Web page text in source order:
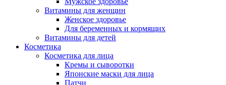
Витамины для женщин
Женское здоровье
Для беременных и кормящих
Витамины для детей
Косметика
Косметика для лица
Кремы и сыворотки
Японские маски для лица
Патчи